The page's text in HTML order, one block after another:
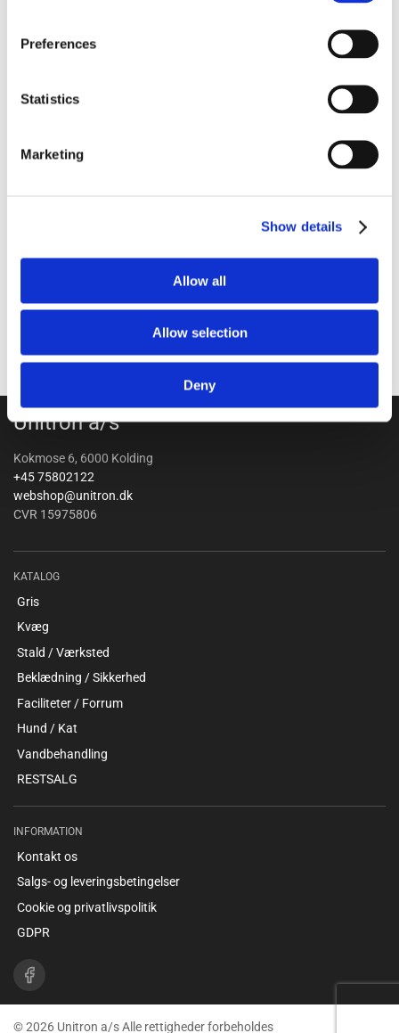
Preferences
Statistics
Marketing
Show details
Allow all
Allow selection
Deny
2114-6040
Unitron a/s
Kokmose 6, 6000 Kolding
+45 75802122
webshop@unitron.dk
CVR 15975806
KATALOG
Gris
Kvæg
Stald / Værksted
Beklædning / Sikkerhed
Faciliteter / Forrum
Hund / Kat
Vandbehandling
RESTSALG
INFORMATION
Kontakt os
Salgs- og leveringsbetingelser
Cookie og privatlivspolitik
GDPR
© 2026 Unitron a/s Alle rettigheder forbeholdes